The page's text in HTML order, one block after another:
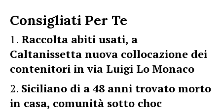
Consigliati Per Te
Raccolta abiti usati, a
Caltanissetta nuova collocazione dei
contenitori in via Luigi Lo Monaco
Siciliano di a 48 anni trovato morto
in casa, comunità sotto choc